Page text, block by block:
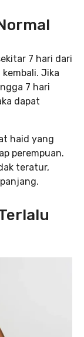
7 hari dari
Jika
7 hari
dapat
haid yang
perempuan.
teratur,